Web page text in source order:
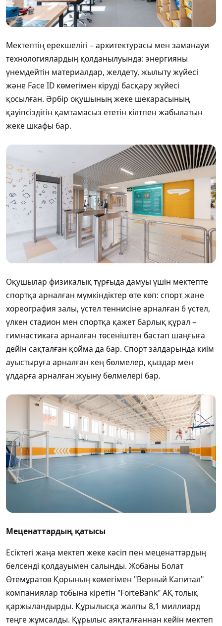
Мектептің ерекшелігі – архитектурасы мен заманауи
технологиялардың қолданылуында: энергияны
үнемдейтін материалдар, желдету, жылытужүйесі
және Face ID көмегімен кіруді басқаружүйесі
қосылған. Әрбір оқушыныңжеке шекарасының
қауіпсіздігін қамтамасыз ететін кілтпен жабылатын
жеке шкафы бар.
Оқушылар физикалық тұрғыда дамуы үшін мектепте
спортқа арналған мүмкіндіктер өте көп: спорт және
хореография залы, үстел теннисіне арналған 6 үстел,
үлкен стадион мен спортқа қажет барлық құрал –
гимнастикаға арналған төсеніштен бастап шаңғыға
дейін сақталған қойма да бар. Спорт залдарында киім
ауыстыруға арналған кең бөлмелер, қыздар мен
ұлдарға арналған жуыну бөлмелері бар.
Меценаттардың қатысы
Есіктегі жаңа мектеп жеке кәсіп пен меценаттардың
белсенді қолдауымен салынды. Жобаны Болат
Өтемұратов Қорының көмегімен "Верный Капитал"
компаниялар тобына кіретін "ForteBank"АҚ толық
қаржыландырды. Құрылысқа жалпы 8,1 миллиард
теңге жұмсалды. Құрылыс аяқталғаннан кейін мектеп